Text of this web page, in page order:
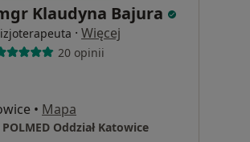
Klaudyna Bajura
· Więcej
20 opinii
• Mapa
Oddział Katowice